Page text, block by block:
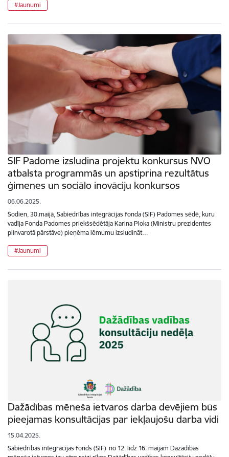
#Jaunumi
SIF Padome izsludina projektu konkursus NVO
atbalsta programmās un apstiprina rezultātus
ģimenes un sociālo inovāciju konkursos
06.06.2025.
Šodien, 30.maijā, Sabiedrības integrācijas fonda (SIF) Padomes sēdē, kuru
vadīja Fonda Padomes priekšsēdētāja Karina Ploka (Ministru prezidentes
pilnvarotā pārstāve) pieņēma lēmumu izsludināt…
#Jaunumi
Dažādības mēneša ietvaros darba devējiem būs
pieejamas konsultācijas par iekļaujošu darba vidi
15.04.2025.
Sabiedrības integrācijas fonds (SIF) no 12. līdz 16. maijam Dažādības